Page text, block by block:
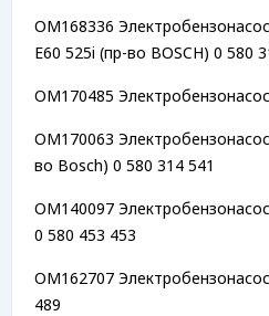
OM168336
E60 525i (пр-во BOSCH) 0 580
OM170485
OM170063
во Bosch) 0 580 314 541
OM140097
0 580 453 453
OM162707
489